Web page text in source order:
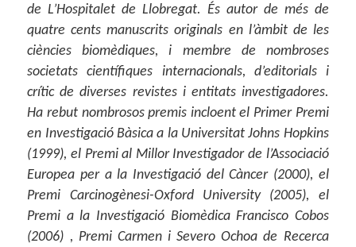
de L’Hospitalet de Llobregat. És autor de més de
quatre cents manuscrits originals en l’àmbit de les
ciències biomèdiques, i membre de nombroses
societats científiques internacionals, d’editorials i
crític de diverses revistes i entitats investigadores.
Ha rebut nombrosos premis incloent el Primer Premi
en Investigació Bàsica a la Universitat Johns Hopkins
(1999), el Premi al Millor Investigador de l’Associació
Europea per a la Investigació del Càncer (2000), el
Premi Carcinogènesi-Oxford University (2005), el
Premi a la Investigació Biomèdica Francisco Cobos
(2006) , Premi Carmen i Severo Ochoa de Recerca